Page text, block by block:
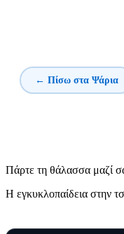
← Πίσω στα Ψάρια
Πάρτε τη θάλασσα μαζί
Η εγκυκλοπαίδεια στην